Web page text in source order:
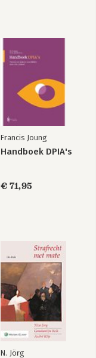
Francis Joung
Handboek DPIA's
€ 71,95
N. Jörg